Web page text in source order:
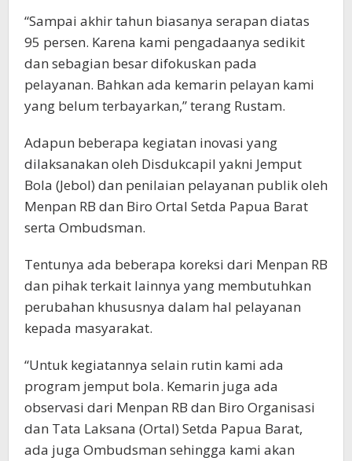
“Sampai akhir tahun biasanya serapan diatas
95 persen. Karena kami pengadaanya sedikit
dan sebagian besar difokuskan pada
pelayanan. Bahkan ada kemarin pelayan kami
yang belum terbayarkan,” terang Rustam.
Adapun beberapa kegiatan inovasi yang
dilaksanakan oleh Disdukcapil yakni Jemput
Bola (Jebol) dan penilaian pelayanan publik oleh
Menpan RB dan Biro Ortal Setda Papua Barat
serta Ombudsman.
Tentunya ada beberapa koreksi dari Menpan RB
dan pihak terkait lainnya yang membutuhkan
perubahan khususnya dalam hal pelayanan
kepada masyarakat.
“Untuk kegiatannya selain rutin kami ada
program jemput bola. Kemarin juga ada
observasi dari Menpan RB dan Biro Organisasi
dan Tata Laksana (Ortal) Setda Papua Barat,
ada juga Ombudsman sehingga kami akan